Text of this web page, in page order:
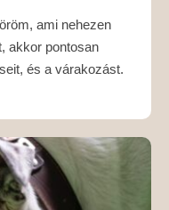
ami nehezen
akkor pontosan
és a várakozást.